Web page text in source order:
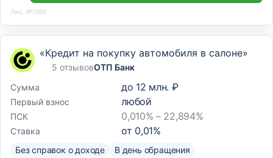
Лиц. №1000
«Кредит на покупку автомобиля в салоне»
5 отзывовОТП Банк
Сумма
до 12 млн. ₽
Первый взнос любой
ПСК 0,010% – 22,894%
Ставка от 0,01%
Без справок о доходе В день обращения